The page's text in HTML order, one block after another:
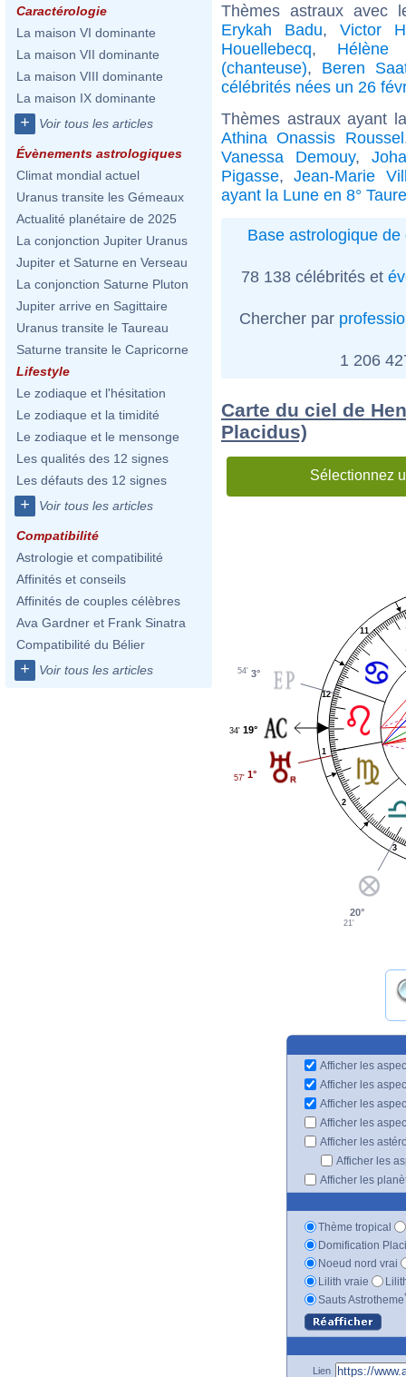
Caractérologie
La maison VI dominante
La maison VII dominante
La maison VIII dominante
La maison IX dominante
+ Voir tous les articles
Évènements astrologiques
Climat mondial actuel
Uranus transite les Gémeaux
Actualité planétaire de 2025
La conjonction Jupiter Uranus
Jupiter et Saturne en Verseau
La conjonction Saturne Pluton
Jupiter arrive en Sagittaire
Uranus transite le Taureau
Saturne transite le Capricorne
Lifestyle
Le zodiaque et l'hésitation
Le zodiaque et la timidité
Le zodiaque et le mensonge
Les qualités des 12 signes
Les défauts des 12 signes
+ Voir tous les articles
Compatibilité
Astrologie et compatibilité
Affinités et conseils
Affinités de couples célèbres
Ava Gardner et Frank Sinatra
Compatibilité du Bélier
+ Voir tous les articles
Thèmes astraux avec
Erykah Badu, Victor
Houellebecq, Hélène
(chanteuse), Beren
célébrités nées un 26
Thèmes astraux ayant
Athina Onassis Roussel
Vanessa Demouy,
Pigasse,Jean-Marie
ayant la Lune en 8°
Base astrologique de
78 138 célébrités et
Chercher par
1 206
Carte du ciel de
Placidus)
Sélectionnez
1
2
3
11
12
3°
54'
19°
34'
1°
57'
20°
21'
Afficher les
Afficher les
Afficher les
Afficher les
Afficher les
Afficher les
Afficher les
Thème tropical
Domification
Noeud nord vrai
Lilith vraie
Sauts Astrotheme
Lien